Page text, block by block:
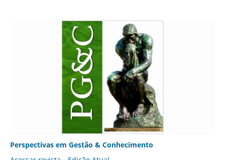
Perspectivas em Gestão & Conhecimento